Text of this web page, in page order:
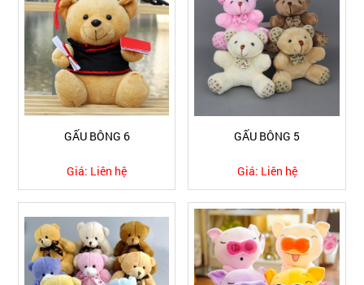
GẤU BÔNG 6
Giá: Liên hệ
GẤU BÔNG 5
Giá: Liên hệ